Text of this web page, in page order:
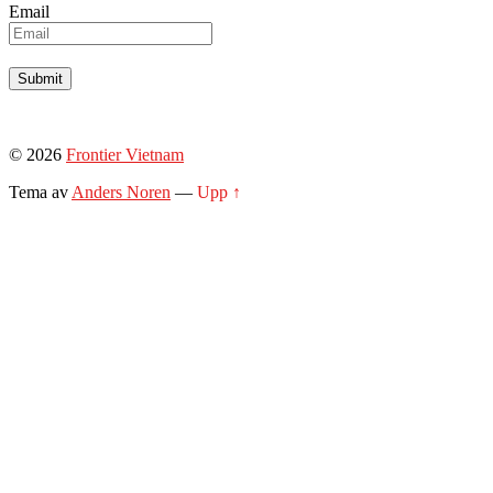
Email
© 2026 Frontier Vietnam
Tema avAnders Noren — Upp ↑